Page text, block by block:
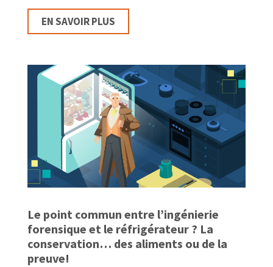
EN SAVOIR PLUS
Le point commun entre l’ingénierie
forensique et le réfrigérateur ? La
conservation… des aliments ou de la
preuve!